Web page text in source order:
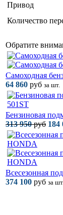
Привод
Количество
Обратите
Самоходная
64 860 руб за шт.
Бензиновая
313 950руб 184
Всесезонная
374 100 руб за